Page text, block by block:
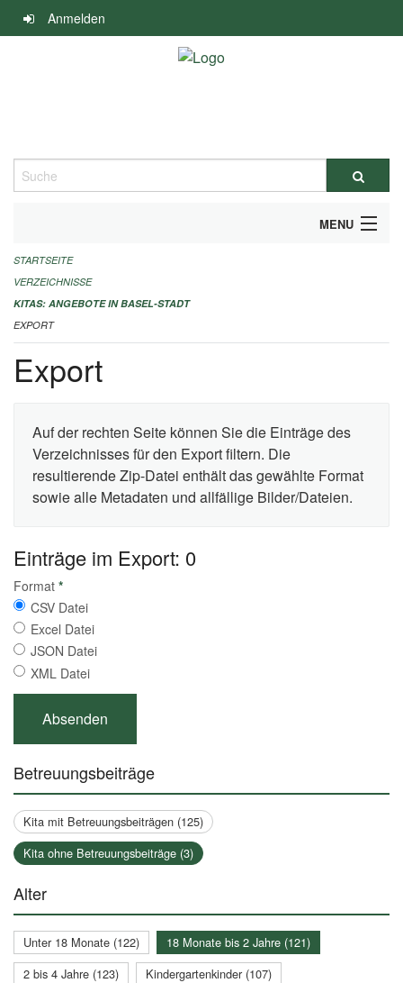
Navigation
überspringen
Anmelden
Suche
MENU
ALLGEMEINE INFORMATIONEN
IMPRESSUM
STARTSEITE
VERZEICHNISSE
KITAS: ANGEBOTE IN BASEL-STADT
EXPORT
Export
Auf der rechten Seite können Sie die Einträge des
Verzeichnisses für den Export filtern. Die
resultierende Zip-Datei enthält das gewählte Format
sowie alle Metadaten und allfällige Bilder/Dateien.
Einträge im Export: 0
Format *
CSV Datei
Excel Datei
JSON Datei
XML Datei
Betreuungsbeiträge
Kita mit Betreuungsbeiträgen (125)
Kita ohne Betreuungsbeiträge (3)
Alter
Unter 18 Monate (122)
18 Monate bis 2 Jahre (121)
2 bis 4 Jahre (123)
Kindergartenkinder (107)